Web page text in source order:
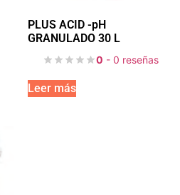
PLUS ACID -pH
GRANULADO 30 L
0 - 0 reseñas
Leer más